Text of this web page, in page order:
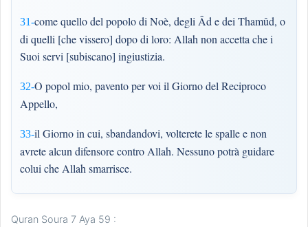
31-come quello del popolo di Noè, degli Âd e dei Thamûd, o
di quelli [che vissero] dopo di loro: Allah non accetta che i
Suoi servi [subiscano] ingiustizia.
32-O popol mio, pavento per voi il Giorno del Reciproco
Appello,
33-il Giorno in cui, sbandandovi, volterete le spalle e non
avrete alcun difensore contro Allah. Nessuno potrà guidare
colui che Allah smarrisce.
Quran Soura 7 Aya 59 :